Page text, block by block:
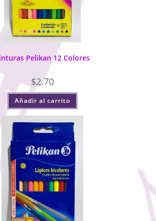
Pelikan 12 Colores
$2.70
Añadir al carrito